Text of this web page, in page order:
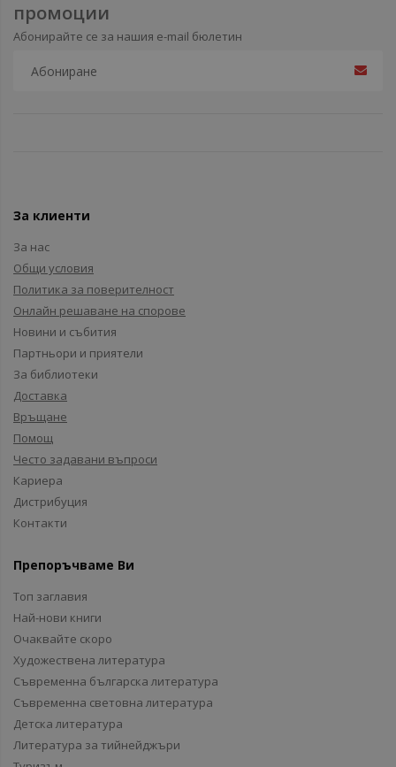
промоции
Абонирайте се за нашия e-mail бюлетин
За клиенти
За нас
Общи условия
Политика за поверителност
Онлайн решаване на спорове
Новини и събития
Партньори и приятели
За библиотеки
Доставка
Връщане
Помощ
Често задавани въпроси
Кариера
Дистрибуция
Контакти
Препоръчваме Ви
Топ заглавия
Най-нови книги
Очаквайте скоро
Художествена литература
Съвременна българска литература
Съвременна световна литература
Детска литература
Литература за тийнейджъри